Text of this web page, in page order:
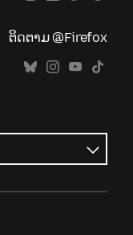
ຕິດຕາມ @Firefox